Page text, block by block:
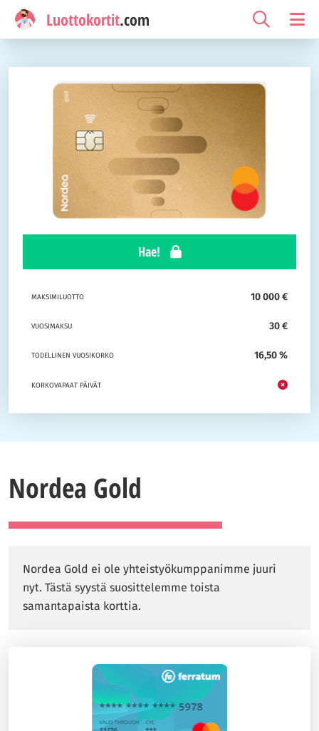
Luottokortit.com
Hae!
MAKSIMILUOTTO 10 000 €
VUOSIMAKSU 30 €
TODELLINEN VUOSIKORKO 16,50 %
KORKOVAPAAT PÄIVÄT
Nordea Gold
Nordea Gold ei ole yhteistyökumppanimme juuri
nyt. Tästä syystä suosittelemme toista
samantapaista korttia.